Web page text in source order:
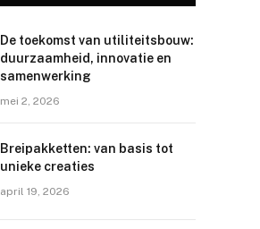
De toekomst van utiliteitsbouw:
duurzaamheid, innovatie en
samenwerking
mei 2, 2026
Breipakketten: van basis tot
unieke creaties
april 19, 2026